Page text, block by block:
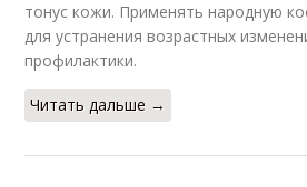
тонус кожи. Применять народную
для устранения возрастных
профилактики.
Читать дальше →